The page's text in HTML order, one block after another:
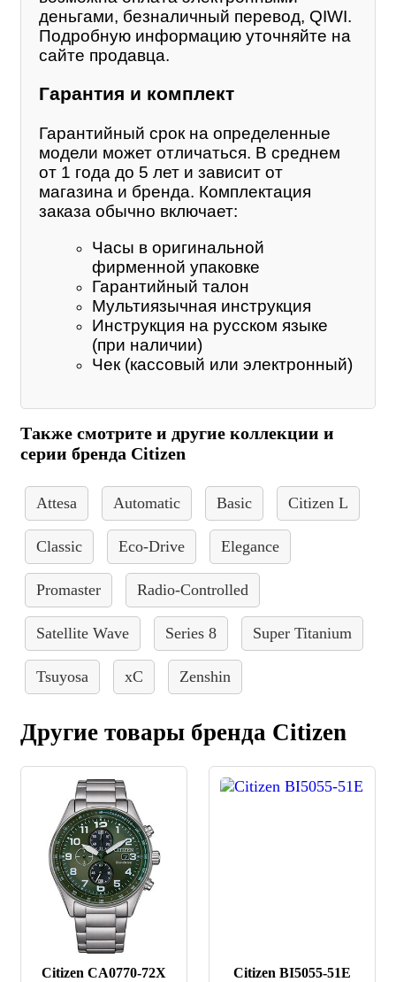
деньгами, безналичный перевод, QIWI.
Подробную информацию уточняйте на
сайте продавца.
Гарантия и комплект
Гарантийный срок на определенные
модели может отличаться. В среднем
от 1 года до 5 лет и зависит от
магазина и бренда. Комплектация
заказа обычно включает:
Часы в оригинальной
фирменной упаковке
Гарантийный талон
Мультиязычная инструкция
Инструкция на русском языке
(при наличии)
Чек (кассовый или электронный)
Также смотрите и другие коллекции и
серии бренда Citizen
Attesa Automatic Basic Citizen L
Classic Eco-Drive Elegance
Promaster Radio-Controlled
Satellite Wave Series 8 Super Titanium
Tsuyosa xC Zenshin
Другие товары бренда Citizen
Citizen CA0770-72X Citizen BI5055-51E